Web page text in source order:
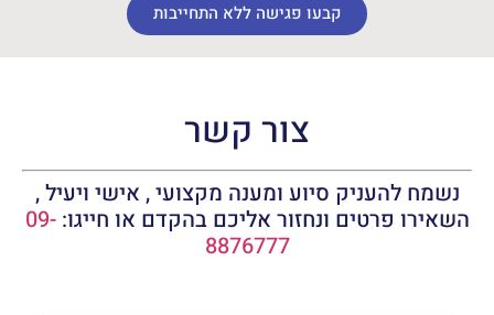
קבעו פגישה ללא התחייבות
צור קשר
נשמח להעניק סיוע ומענה מקצועי , אישי ויעיל ,
השאירו פרטים ונחזור אליכם בהקדם או חייגו:09-
8876777